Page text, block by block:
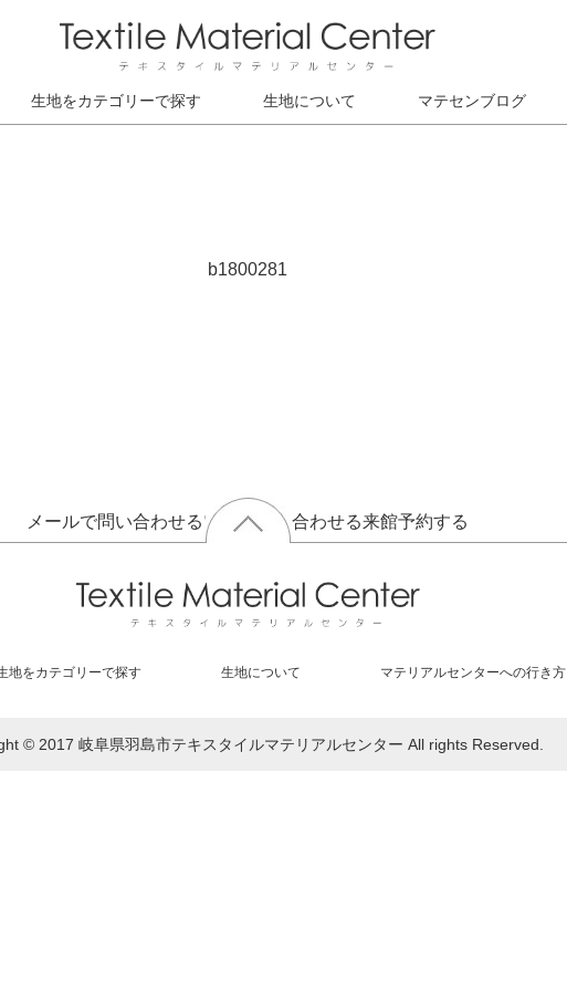
生地をカテゴリーで探す 生地について マテセンブログ
b1800281
メールで問い合わせる電話で問い合わせる来館予約する
地をカテゴリーで探す 生地について マテリアルセンターへの行き方
© 2017 岐阜県羽島市テキスタイルマテリアルセンター All rights Reserved.